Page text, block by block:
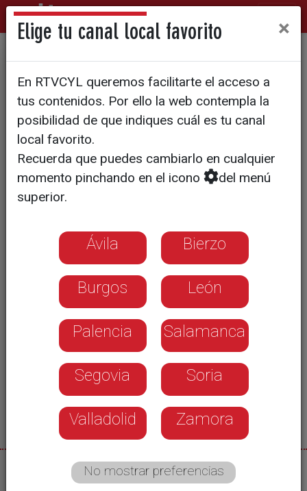
El público dicta sentencia: el
fenómeno de los juicios
teatrales inmersivos llega a
España
Una de las compañías referentes de
este formato interactivo aterrizará en
07/07/2026
Elige tu canal local favorito ×
En RTVCYL queremos facilitarte el acceso a
tus contenidos. Por ello la web contempla la
posibilidad de que indiques cuál es tu canal
local favorito.
Recuerda que puedes cambiarlo en cualquier
momento pinchando en el icono
del menú
superior.
Ávila Bierzo
Burgos León
Palencia Salamanca
Segovia Soria
Valladolid Zamora
No mostrar preferencias